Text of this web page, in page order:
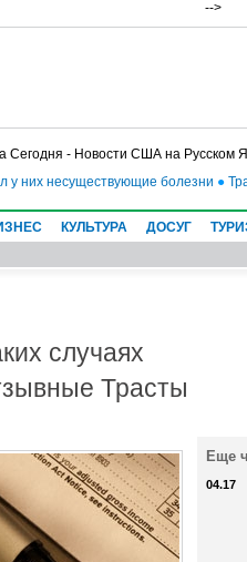
-->
Сегодня - Новости США на Русском
несуществующие болезни● Трамп
КУЛЬТУРА ДОСУГ
Еще
04.17
случаях
Трасты